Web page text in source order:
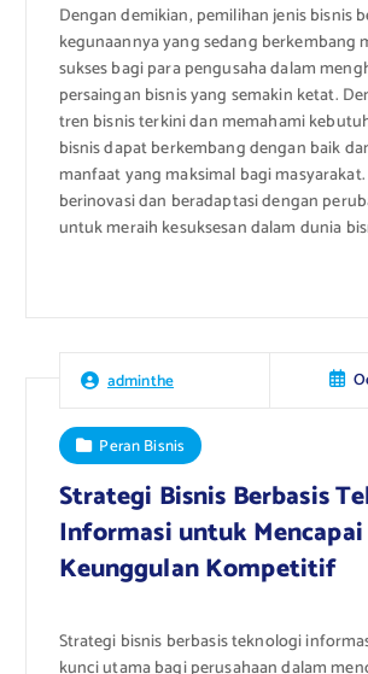
Dengan demikian, pemilihan jenis bisnis
kegunaannya yang sedang berkembang
sukses bagi para pengusaha dalam
persaingan bisnis yang semakin ketat.
tren bisnis terkini dan memahami
bisnis dapat berkembang dengan baik
manfaat yang maksimal bagi
berinovasi dan beradaptasi dengan
untuk meraih kesuksesan dalam dunia
adminthe
Peran Bisnis
Strategi Bisnis Berbasis
Informasi untuk Mencapai
Keunggulan Kompetitif
Strategi bisnis berbasis teknologi
kunci utama bagi perusahaan dalam